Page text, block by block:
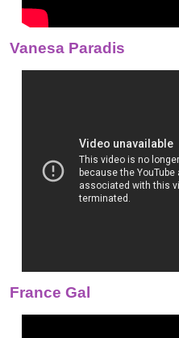
Vanesa Paradis
France Gal